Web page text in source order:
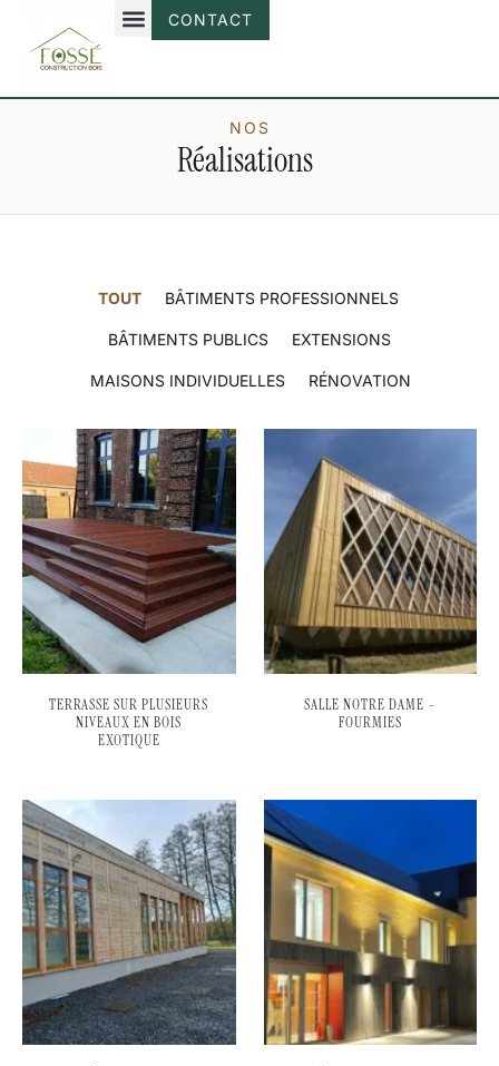
CONTACT
NOS
Réalisations
TOUT BÂTIMENTS PROFESSIONNELS
BÂTIMENTS PUBLICS EXTENSIONS
MAISONS INDIVIDUELLES RÉNOVATION
TERRASSE SUR PLUSIEURS
NIVEAUX EN BOIS
EXOTIQUE
SALLE NOTRE DAME –
FOURMIES